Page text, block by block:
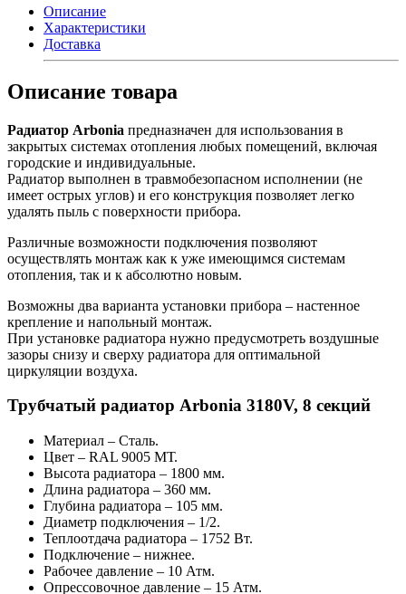
Описание
Характеристики
Доставка
Описание товара
Радиатор Arbonia предназначен для использования в
закрытых системах отопления любых помещений, включая
городские и индивидуальные.
Радиатор выполнен в травмобезопасном исполнении (не
имеет острых углов) и его конструкция позволяет легко
удалять пыль с поверхности прибора.
Различные возможности подключения позволяют
осуществлять монтаж как к уже имеющимся системам
отопления, так и к абсолютно новым.
Возможны два варианта установки прибора – настенное
крепление и напольный монтаж.
При установке радиатора нужно предусмотреть воздушные
зазоры снизу и сверху радиатора для оптимальной
циркуляции воздуха.
Трубчатый радиатор Arbonia 3180V, 8 секций
Материал – Сталь.
Цвет – RAL 9005 МТ.
Высота радиатора – 1800 мм.
Длина радиатора – 360 мм.
Глубина радиатора – 105 мм.
Диаметр подключения – 1/2.
Теплоотдача радиатора – 1752 Вт.
Подключение – нижнее.
Рабочее давление – 10 Атм.
Опрессовочное давление – 15 Атм.